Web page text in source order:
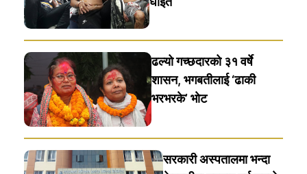
ढल्यो गच्छदारको ३१ वर्षे
शासन, भगबतीलाई ‘ढाकी
भरभरके’ भाेट
सरकारी अस्पतालमा भन्दा